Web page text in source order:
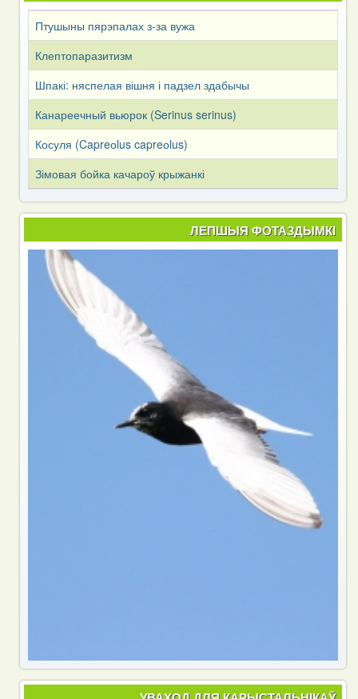
Птушыны пярэпалах з-за вужа
Клептопаразитизм
Шпакі: няспелая вішня і падзел здабычы
Канареечный вьюрок (Serinus serinus)
Косуля (Capreоlus capreоlus)
Зімовая бойка качароў крыжанкі
ЛЕПШЫЯ ФОТАЗДЫМКІ